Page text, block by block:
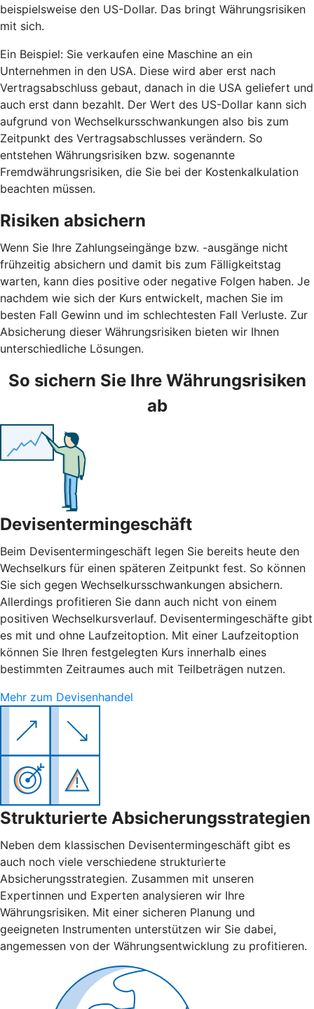
beispielsweise den US-Dollar. Das bringt Währungsrisiken
mit sich.
Ein Beispiel: Sie verkaufen eine Maschine an ein
Unternehmen in den USA. Diese wird aber erst nach
Vertragsabschluss gebaut, danach in die USA geliefert und
auch erst dann bezahlt. Der Wert des US-Dollar kann sich
aufgrund von Wechselkursschwankungen also bis zum
Zeitpunkt des Vertragsabschlusses verändern. So
entstehen Währungsrisiken bzw. sogenannte
Fremdwährungsrisiken, die Sie bei der Kostenkalkulation
beachten müssen.
Risiken absichern
Wenn Sie Ihre Zahlungseingänge bzw. -ausgänge nicht
frühzeitig absichern und damit bis zum Fälligkeitstag
warten, kann dies positive oder negative Folgen haben. Je
nachdem wie sich der Kurs entwickelt, machen Sie im
besten Fall Gewinn und im schlechtesten Fall Verluste. Zur
Absicherung dieser Währungsrisiken bieten wir Ihnen
unterschiedliche Lösungen.
So sichern Sie Ihre Währungsrisiken
ab
Devisentermingeschäft
Beim Devisentermingeschäft legen Sie bereits heute den
Wechselkurs für einen späteren Zeitpunkt fest. So können
Sie sich gegen Wechselkursschwankungen absichern.
Allerdings profitieren Sie dann auch nicht von einem
positiven Wechselkursverlauf. Devisentermingeschäfte gibt
es mit und ohne Laufzeitoption. Mit einer Laufzeitoption
können Sie Ihren festgelegten Kurs innerhalb eines
bestimmten Zeitraumes auch mit Teilbeträgen nutzen.
Mehr zum Devisenhandel
Strukturierte Absicherungsstrategien
Neben dem klassischen Devisentermingeschäft gibt es
auch noch viele verschiedene strukturierte
Absicherungsstrategien. Zusammen mit unseren
Expertinnen und Experten analysieren wir Ihre
Währungsrisiken. Mit einer sicheren Planung und
geeigneten Instrumenten unterstützen wir Sie dabei,
angemessen von der Währungsentwicklung zu profitieren.